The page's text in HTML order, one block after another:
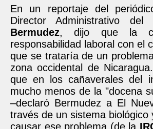
En un reportaje del
Director Administrativo
Bermudez, dijo que la
responsabilidad laboral con el
que se trataría de un
zona occidental de
que en los cañaverales del
mucho menos de la "docena
–declaró Bermudez a El
través de un sistema
causar ese problema (de la